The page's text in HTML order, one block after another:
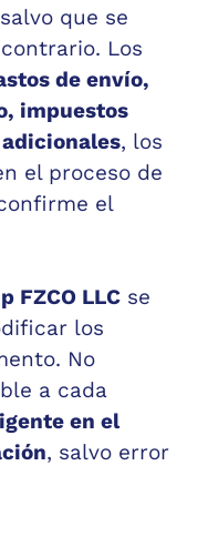
que se
Los
de envío,
impuestos
, los
el proceso de
el
FZCO LLC se
los
No
a cada
en el
, salvo error